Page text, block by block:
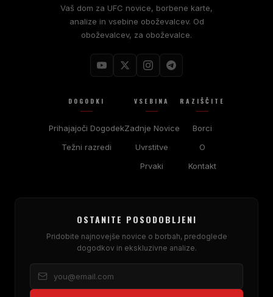
Vaš dom za UFC novice, borbene karte,
analize in vsebine oboževalcev. Od
oboževalcev, za oboževalce.
DOGODKI
Prihajajoči Dogodek
Težni razredi
VSEBINA
Zadnje Novice
Uvrstitve
Prvaki
RAZIŠČITE
Borci
O
Kontakt
OSTANITE POSODOBLJENI
Pridobite najnovejše novice o borbah, predoglede
dogodkov in ekskluzivne analize.